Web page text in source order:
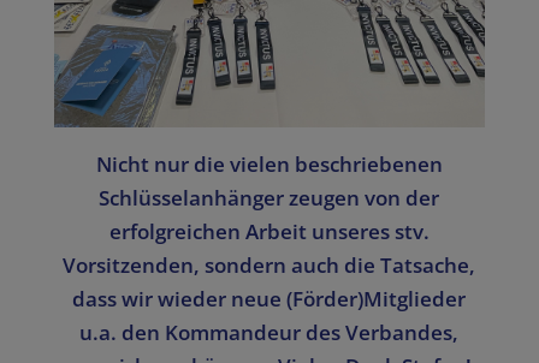
Nicht nur die vielen beschriebenen
Schlüsselanhänger zeugen von der
erfolgreichen Arbeit unseres stv.
Vorsitzenden, sondern auch die Tatsache,
dass wir wieder neue (Förder)Mitglieder
u.a. den Kommandeur des Verbandes,